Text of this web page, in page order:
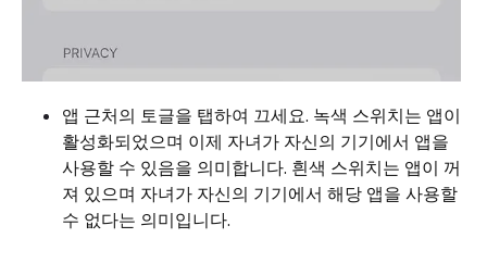
앱 근처의 토글을 탭하여 끄세요. 녹색 스위치는 앱이
활성화되었으며 이제 자녀가 자신의 기기에서 앱을
사용할 수 있음을 의미합니다. 흰색 스위치는 앱이 꺼
져 있으며 자녀가 자신의 기기에서 해당 앱을 사용할
수 없다는 의미입니다.